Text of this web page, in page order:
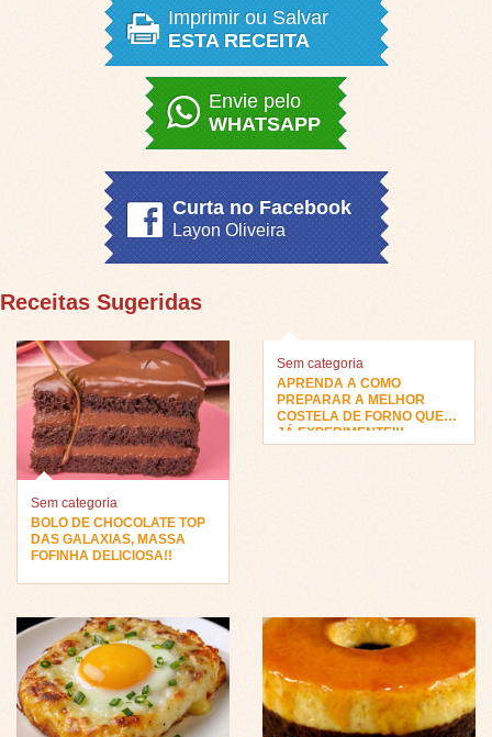
Imprimir ou Salvar
ESTA RECEITA
Envie pelo
WHATSAPP
Curta no Facebook
Layon Oliveira
Receitas Sugeridas
Sem categoria
BOLO DE CHOCOLATE TOP
DAS GALAXIAS, MASSA
FOFINHA DELICIOSA!!
Sem categoria
APRENDA A COMO
PREPARAR A MELHOR
COSTELA DE FORNO QUE
JÁ EXPERIMENTEI!!